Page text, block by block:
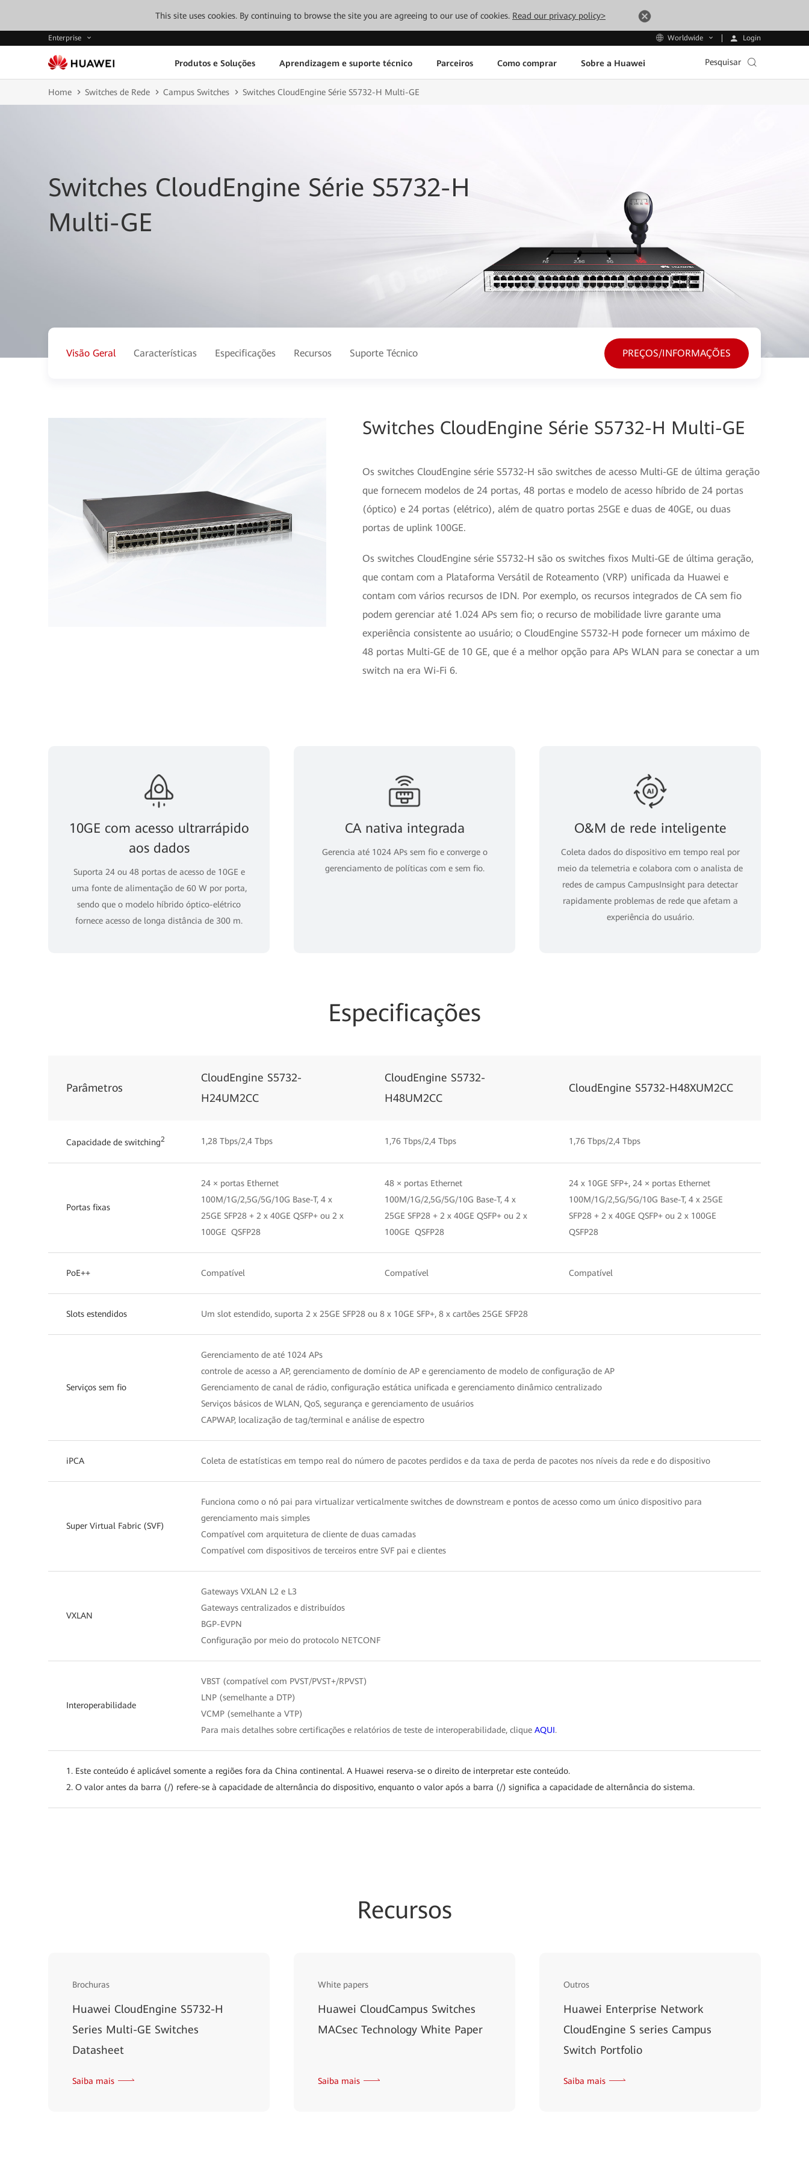
This site uses cookies. By continuing to browse the site you are agreeing to our use of cookies. Read our privacy policy>
Enterprise Worldwide Login
Produtos e Soluções Aprendizagem e suporte técnico Parceiros Como comprar Sobre a Huawei Pesquisar
Home Switches de Rede Campus Switches Switches CloudEngine Série S5732-H Multi-GE
Switches CloudEngine Série S5732-H
Multi-GE
Visão Geral Características Especificações Recursos Suporte Técnico PREÇOS/INFORMAÇÕES
Switches CloudEngine Série S5732-H Multi-GE
Os switches CloudEngine série S5732-H são switches de acesso Multi-GE de última geração
que fornecem modelos de 24 portas, 48 portas e modelo de acesso híbrido de 24 portas
(óptico) e 24 portas (elétrico), além de quatro portas 25GE e duas de 40GE, ou duas
portas de uplink 100GE.
Os switches CloudEngine série S5732-H são os switches fixos Multi-GE de última geração,
que contam com a Plataforma Versátil de Roteamento (VRP) unificada da Huawei e
contam com vários recursos de IDN. Por exemplo, os recursos integrados de CA sem fio
podem gerenciar até 1.024 APs sem fio; o recurso de mobilidade livre garante uma
experiência consistente ao usuário; o CloudEngine S5732-H pode fornecer um máximo de
48 portas Multi-GE de 10 GE, que é a melhor opção para APs WLAN para se conectar a um
switch na era Wi-Fi 6.
10GE com acesso ultrarrápido
aos dados
Suporta 24 ou 48 portas de acesso de 10GE e
uma fonte de alimentação de 60 W por porta,
sendo que o modelo híbrido óptico-elétrico
fornece acesso de longa distância de 300 m.
CA nativa integrada
Gerencia até 1024 APs sem fio e converge o
gerenciamento de políticas com e sem fio.
O&M de rede inteligente
Coleta dados do dispositivo em tempo real por
meio da telemetria e colabora com o analista de
redes de campus CampusInsight para detectar
rapidamente problemas de rede que afetam a
experiência do usuário.
Especificações
Parâmetros
CloudEngine S5732-
H24UM2CC
CloudEngine S5732-
H48UM2CC
CloudEngine S5732-H48XUM2CC
Capacidade de switching2 1,28 Tbps/2,4 Tbps 1,76 Tbps/2,4 Tbps 1,76 Tbps/2,4 Tbps
Portas fixas
24 × portas Ethernet
100M/1G/2,5G/5G/10G Base-T, 4 x
25GE SFP28 + 2 x 40GE QSFP+ ou 2 x
100GE QSFP28
48 × portas Ethernet
100M/1G/2,5G/5G/10G Base-T, 4 x
25GE SFP28 + 2 x 40GE QSFP+ ou 2 x
100GE QSFP28
24 x 10GE SFP+, 24 × portas Ethernet
100M/1G/2,5G/5G/10G Base-T, 4 x 25GE
SFP28 + 2 x 40GE QSFP+ ou 2 x 100GE
QSFP28
PoE++ Compatível Compatível Compatível
Slots estendidos Um slot estendido, suporta 2 x 25GE SFP28 ou 8 x 10GE SFP+, 8 x cartões 25GE SFP28
Serviços sem fio
Gerenciamento de até 1024 APs
controle de acesso a AP, gerenciamento de domínio de AP e gerenciamento de modelo de configuração de AP
Gerenciamento de canal de rádio, configuração estática unificada e gerenciamento dinâmico centralizado
Serviços básicos de WLAN, QoS, segurança e gerenciamento de usuários
CAPWAP, localização de tag/terminal e análise de espectro
iPCA Coleta de estatísticas em tempo real do número de pacotes perdidos e da taxa de perda de pacotes nos níveis da rede e do dispositivo
Super Virtual Fabric (SVF)
Funciona como o nó pai para virtualizar verticalmente switches de downstream e pontos de acesso como um único dispositivo para
gerenciamento mais simples
Compatível com arquitetura de cliente de duas camadas
Compatível com dispositivos de terceiros entre SVF pai e clientes
VXLAN
Gateways VXLAN L2 e L3
Gateways centralizados e distribuídos
BGP-EVPN
Configuração por meio do protocolo NETCONF
Interoperabilidade
VBST (compatível com PVST/PVST+/RPVST)
LNP (semelhante a DTP)
VCMP (semelhante a VTP)
Para mais detalhes sobre certificações e relatórios de teste de interoperabilidade, clique AQUI.
1. Este conteúdo é aplicável somente a regiões fora da China continental. A Huawei reserva-se o direito de interpretar este conteúdo.
2. O valor antes da barra (/) refere-se à capacidade de alternância do dispositivo, enquanto o valor após a barra (/) significa a capacidade de alternância do sistema.
Recursos
Brochuras
Huawei CloudEngine S5732-H
Series Multi-GE Switches
Datasheet
Saiba mais
White papers
Huawei CloudCampus Switches
MACsec Technology White Paper
Saiba mais
Outros
Huawei Enterprise Network
CloudEngine S series Campus
Switch Portfolio
Saiba mais